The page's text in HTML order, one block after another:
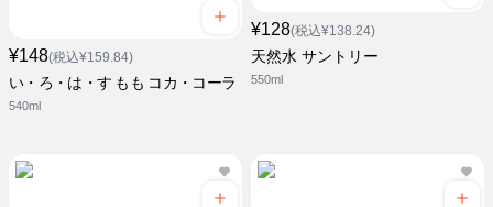
¥148(税込¥159.84)
い・ろ・は・す もも コカ・コーラ
540ml
¥128(税込¥138.24)
天然水 サントリー
550ml